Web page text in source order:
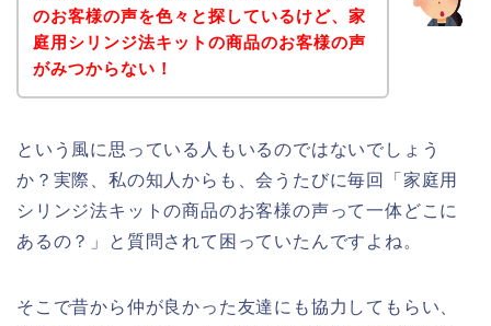
のお客様の声を色々と探しているけど、家
庭用シリンジ法キットの商品のお客様の声
がみつからない！
という風に思っている人もいるのではないでしょう
か？実際、私の知人からも、会うたびに毎回「家庭用
シリンジ法キットの商品のお客様の声って一体どこに
あるの？」と質問されて困っていたんですよね。
そこで昔から仲が良かった友達にも協力してもらい、